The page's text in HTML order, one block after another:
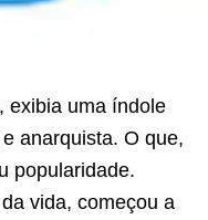
exibia uma índole
anarquista. O que,
popularidade.
vida, começou a